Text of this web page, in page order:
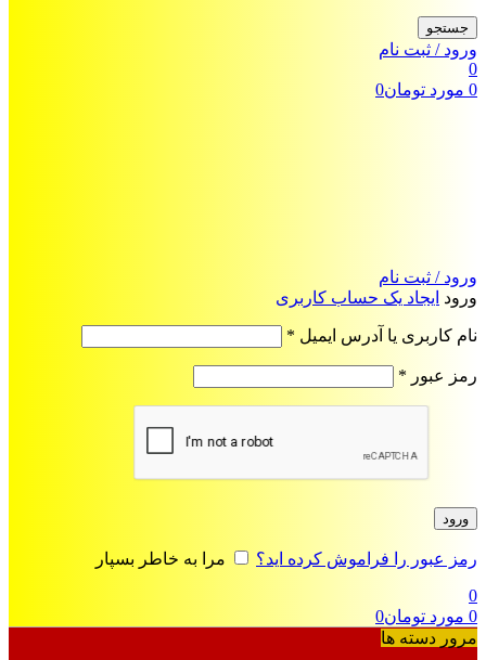
جستجو
ورود / ثبت نام
0
0 مورد تومان0
ورود / ثبت نام
ورود ایجاد یک حساب کاربری
نام کاربری یا آدرس ایمیل *
رمز عبور *
ورود
رمز عبور را فراموش کرده اید؟
مرا به خاطر بسپار
0
0 مورد تومان0
مرور دسته ها